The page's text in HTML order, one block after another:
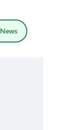
News